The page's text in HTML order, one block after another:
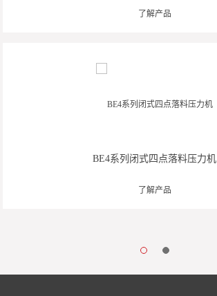
了解产品
BE4系列闭式四点落料压力机
了解产品